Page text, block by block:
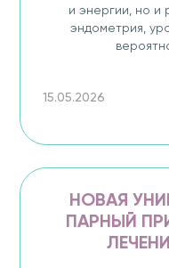
и энергии, но и
эндометрия,
15.05.2026
НОВАЯ
ПАРНЫЙ